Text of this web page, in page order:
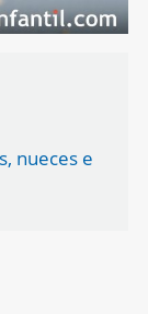
nueces e